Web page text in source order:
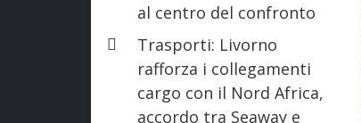
al centro del confronto
Trasporti: Livorno
rafforza i collegamenti
cargo con il Nord Africa,
accordo tra Seaway e